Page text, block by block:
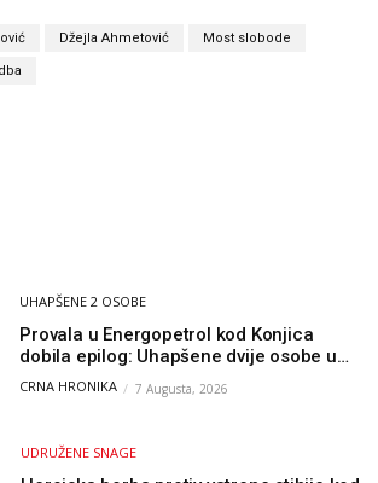
Džejla Ahmetović Most slobode
UHAPŠENE 2 OSOBE
Provala u Energopetrol kod Konjica
dobila epilog: Uhapšene dvije osobe u
Čapljini i Jablanici
CRNA HRONIKA 7 Augusta, 2026
UDRUŽENE SNAGE